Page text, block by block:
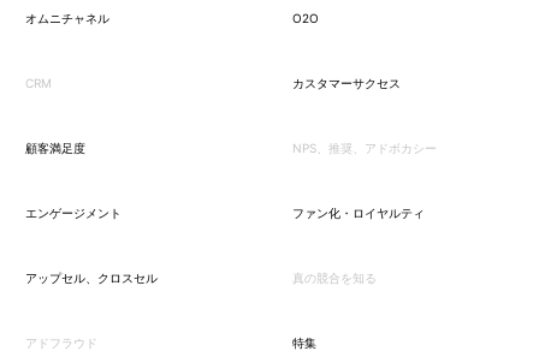
オムニチャネル O2O
CRM カスタマーサクセス
顧客満足度 NPS、推奨、アドボカシー
エンゲージメント ファン化・ロイヤルティ
アップセル、クロスセル 真の競合を知る
アドフラウド 特集